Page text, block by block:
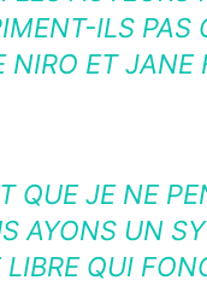
ILS PAS
NIRO ET JANE
QUE JE NE
AYONS UN
QUI